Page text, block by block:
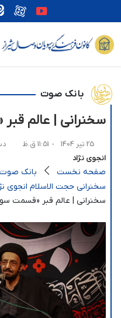
بانک صوت
سخنرانی | عالم
25 تیر 1404 - 11:51 ق.ظ
انجوی نژاد
صفحه نخست
بانک صوت
سخنرانی حجت الاسلام انجوی
سخنرانی | عالم قبر «قسمت